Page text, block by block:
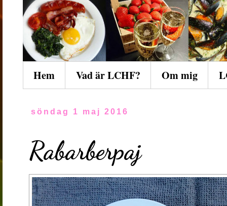
Hem Vad är LCHF? Om mig
söndag 1 maj 2016
Rabarberpaj